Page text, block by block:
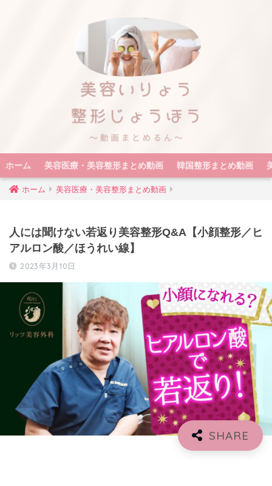
ホーム 美容医療・美容整形まとめ動画 韓国整形まとめ動画
ホーム 美容医療・美容整形まとめ動画
人には聞けない若返り美容整形Q&A【小顔整形／ヒ
アルロン酸／ほうれい線】
2023年3月10日